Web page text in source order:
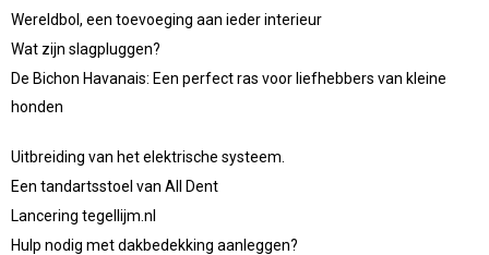
Wereldbol, een toevoeging aan ieder interieur
Wat zijn slagpluggen?
De Bichon Havanais: Een perfect ras voor liefhebbers van kleine
honden
Uitbreiding van het elektrische systeem.
Een tandartsstoel van All Dent
Lancering tegellijm.nl
Hulp nodig met dakbedekking aanleggen?